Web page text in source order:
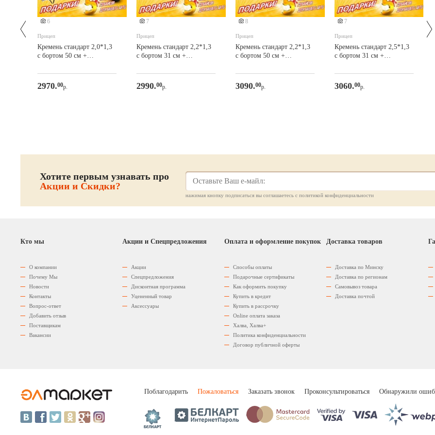
6
Прицеп
Кремень стандарт 2,0*1,3
с бортом 50 см +
2970.00р.
7
Прицеп
Кремень стандарт 2,2*1,3
с бортом 31 см +
2990.00р.
8
Прицеп
Кремень стандарт 2,2*1,3
с бортом 50 см +
3090.00р.
7
Прицеп
Кремень стандарт 2,5*1,3
с бортом 31 см +
3060.00р.
Хотите первым узнавать про
Акции и Скидки?
нажимая кнопку подписаться вы соглашаетесь с политикой конфиденциальности
Кто мы
О компании
Почему Мы
Новости
Контакты
Вопрос-ответ
Добавить отзыв
Поставщикам
Вакансии
Акции и Спецпредложения
Акции
Спецпредложения
Дисконтная программа
Уцененный товар
Аксессуары
Оплата и оформление покупок
Способы оплаты
Подарочные сертификаты
Как оформить покупку
Купить в кредит
Купить в рассрочку
Оnline оплата заказа
Халва, Халва+
Политика конфиденциальности
Договор публичной оферты
Доставка товаров
Доставка по Минску
Доставка по регионам
Самовывоз товара
Доставка почтой
Поблагодарить Пожаловаться Заказать звонок Проконсультироваться Обнаружили